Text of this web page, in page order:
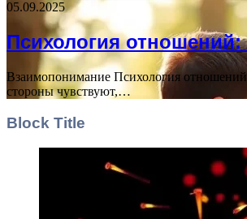
05.09.2025
Психология отношений:
Взаимопонимание Психология
стороны чувствуют,…
Block Title